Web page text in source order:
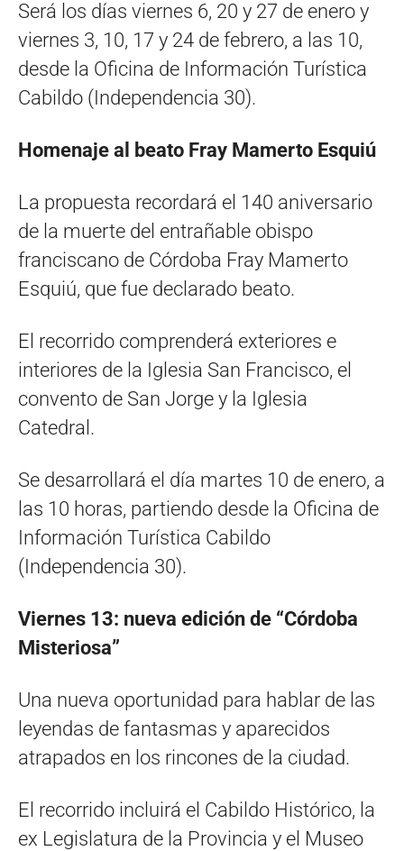
Será los días viernes 6, 20 y 27 de enero y
viernes 3, 10, 17 y 24 de febrero, a las 10,
desde la Oficina de Información Turística
Cabildo (Independencia 30).
Homenaje al beato Fray Mamerto Esquiú
La propuesta recordará el 140 aniversario
de la muerte del entrañable obispo
franciscano de Córdoba Fray Mamerto
Esquiú, que fue declarado beato.
El recorrido comprenderá exteriores e
interiores de la Iglesia San Francisco, el
convento de San Jorge y la Iglesia
Catedral.
Se desarrollará el día martes 10 de enero, a
las 10 horas, partiendo desde la Oficina de
Información Turística Cabildo
(Independencia 30).
Viernes 13: nueva edición de “Córdoba
Misteriosa”
Una nueva oportunidad para hablar de las
leyendas de fantasmas y aparecidos
atrapados en los rincones de la ciudad.
El recorrido incluirá el Cabildo Histórico, la
ex Legislatura de la Provincia y el Museo